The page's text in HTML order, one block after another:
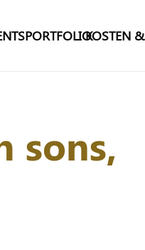
PORTFOLIOKOSTEN
sons,